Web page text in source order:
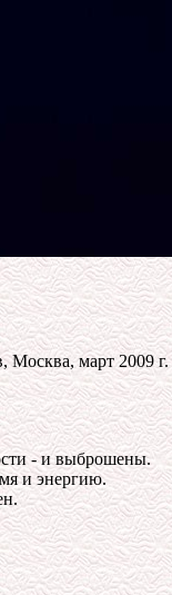
март 2009 г.
- и выброшены.
и энергию.